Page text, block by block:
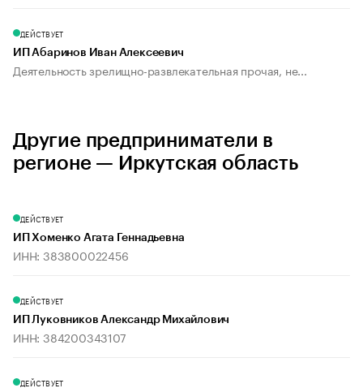
ДЕЙСТВУЕТ
ИП Абаринов Иван Алексеевич
Деятельность зрелищно-развлекательная прочая, не...
Другие предприниматели в
регионе — Иркутская область
ДЕЙСТВУЕТ
ИП Хоменко Агата Геннадьевна
ИНН: 383800022456
ДЕЙСТВУЕТ
ИП Луковников Александр Михайлович
ИНН: 384200343107
ДЕЙСТВУЕТ